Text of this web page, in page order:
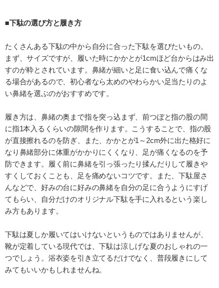
■下駄の選び方と履き方
たくさんある下駄の中から自分に合った下駄を選びたいもの。
まず、サイズですが、履いた時にかかとが1cmほど台からはみ出
すのが粋とされています。鼻緒が細いと足に食い込んで痛くな
る場合があるので、初心者なら太めのやわらかい足当たりのよ
い鼻緒を選ぶのがおすすめです。
履き方は、鼻緒の奥まで指を突っ込まず、前つぼと指の股の間
に指1本入るくらいの隙間を作ります。こうすることで、指の股
が直接擦れるのを防ぎ、また、かかとが1～2cm外に出た格好に
なり鼻緒部分に体重がかかりにくくなり、足が痛くなるのを予
防できます。履く前に鼻緒を引っ張ったり揉んだりして履きや
すくしておくことも、足を痛めないコツです。また、下駄屋さ
んなどで、好みの台に好みの鼻緒を自分の足に合うようにすげ
てもらい、自分だけのオリジナル下駄を手に入れるという楽し
み方もあります。
下駄は夏しか履いてはいけないというものではありませんが、
靴が定着している現代では、下駄は涼しげな夏のおしゃれの一
つでしょう。浴衣姿を引き立てるだけでなく、普段履きにして
みてもいいかもしれませんね。